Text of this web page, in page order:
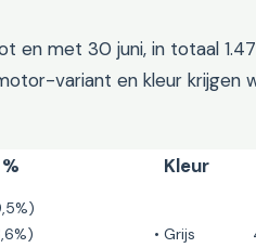
en met 30 juni, in totaal
variant en kleur krijgen
% Kleur
• Grijs